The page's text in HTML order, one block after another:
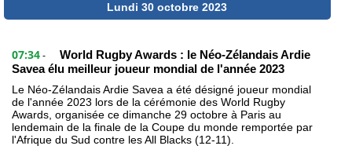
Lundi 30 octobre 2023
07:34 -
World Rugby Awards : le Néo-Zélandais Ardie
Savea élu meilleur joueur mondial de l'année 2023
Le Néo-Zélandais Ardie Savea a été désigné joueur mondial
de l'année 2023 lors de la cérémonie des World Rugby
Awards, organisée ce dimanche 29 octobre à Paris au
lendemain de la finale de la Coupe du monde remportée par
l'Afrique du Sud contre les All Blacks (12-11).